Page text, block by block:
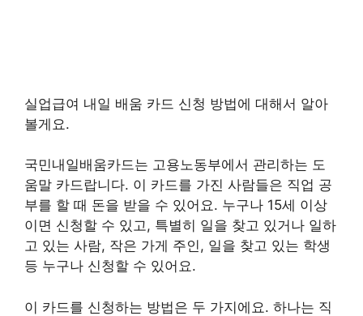
실업급여 내일 배움 카드 신청 방법에 대해서 알아
볼게요.
국민내일배움카드는 고용노동부에서 관리하는 도
움말 카드랍니다. 이 카드를 가진 사람들은 직업 공
부를 할 때 돈을 받을 수 있어요. 누구나 15세 이상
이면 신청할 수 있고, 특별히 일을 찾고 있거나 일하
고 있는 사람, 작은 가게 주인, 일을 찾고 있는 학생
등 누구나 신청할 수 있어요.
이 카드를 신청하는 방법은 두 가지에요. 하나는 직